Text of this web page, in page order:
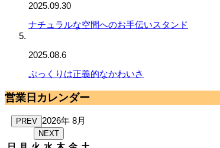
2025.09.30
ナチュラルな空間へのお手伝いスタンド
2025.08.6
ぷっくりは正義的なかわいさ
営業日カレンダー
PREV 2026年 8月
NEXT